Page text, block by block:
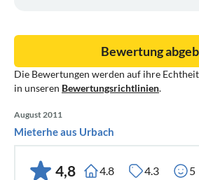
Die Bewertungen werden auf ihre
in unseren Bewertungsrichtlinien.
Bewertung
August 2011
Mieterhe aus Urbach
4,8 4.8 4.3 5